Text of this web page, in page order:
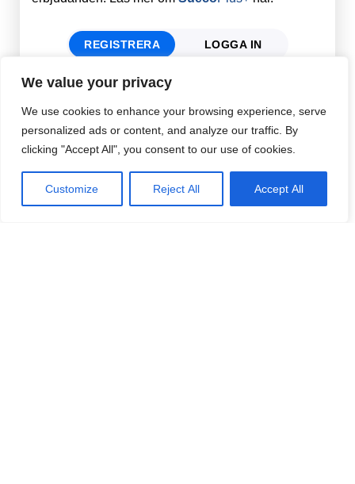
We value your privacy
We use cookies to enhance your browsing experience, serve
personalized ads or content, and analyze our traffic. By
clicking "Accept All", you consent to our use of cookies.
Customize Reject All Accept All
REGISTRERA LOGGA IN
Förnamn *
Efternamn *
Email
Password